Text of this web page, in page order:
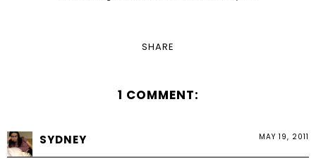
SHARE
1 COMMENT:
SYDNEY MAY 19, 2011